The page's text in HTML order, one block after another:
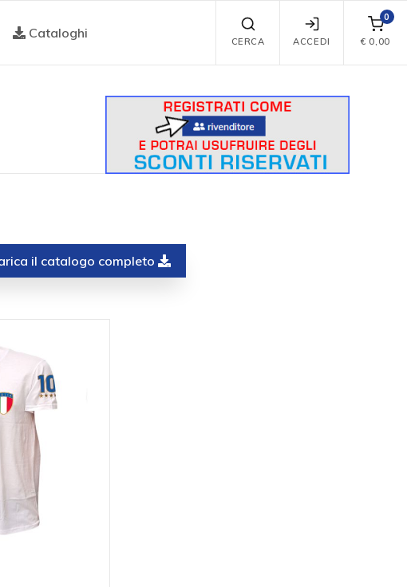
Cataloghi
CERCA ACCEDI
0
€ 0,00
il catalogo completo